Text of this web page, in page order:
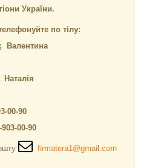
України.
по тілу:
90
00-90
firmatera1@gmail.com